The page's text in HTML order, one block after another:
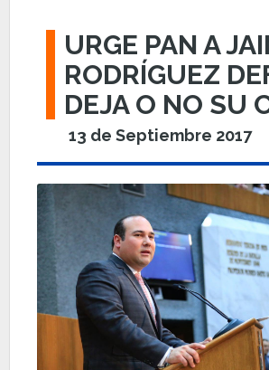
URGE PAN A
RODRÍGUEZ
DEJA O NO SU
13 de Septiembre 2017